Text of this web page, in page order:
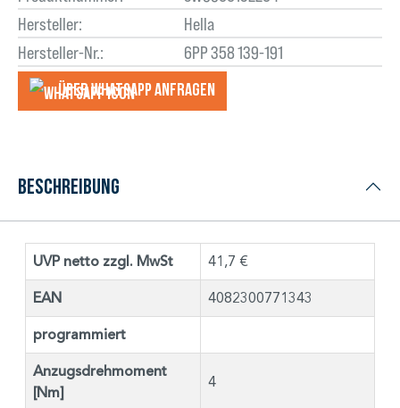
Hersteller:
Hella
Hersteller-Nr.:
6PP 358 139-191
Über WhatsApp anfragеn
Beschreibung
UVP netto zzgl. MwSt 41,7 €
EAN 4082300771343
programmiert
Anzugsdrehmoment
[Nm]
4